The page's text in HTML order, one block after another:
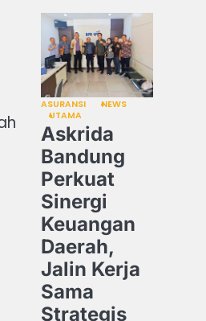
ASURANSI
NEWS
UTAMA
Askrida
Bandung
Perkuat
Sinergi
Keuangan
Daerah,
Jalin Kerja
Sama
Strategis